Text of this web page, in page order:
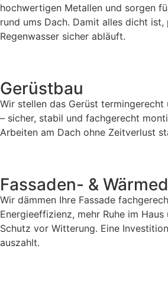
hochwertigen Metallen und sorgen
rund ums Dach. Damit alles dicht
Regenwasser sicher abläuft.
Gerüstbau
Wir stellen das Gerüst termingerecht
– sicher, stabil und fachgerecht
Arbeiten am Dach ohne Zeitverlust
Fassaden- &
Wir dämmen Ihre Fassade
Energieeffizienz, mehr Ruhe im
Schutz vor Witterung. Eine
auszahlt.